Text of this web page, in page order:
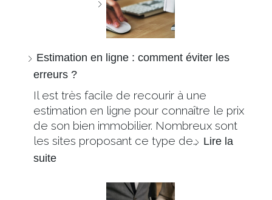
Estimation en ligne : comment éviter les
erreurs ?
Il est très facile de recourir à une
estimation en ligne pour connaître le prix
de son bien immobilier. Nombreux sont
les sites proposant ce type de… Lire la
suite